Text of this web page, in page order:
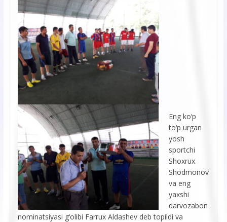
Eng ko‘p
to‘p urgan
yosh
sportchi
Shoxrux
Shodmonov
va eng
yaxshi
darvozabon
nominatsiyasi g‘olibi Farrux Aldashev deb topildi va